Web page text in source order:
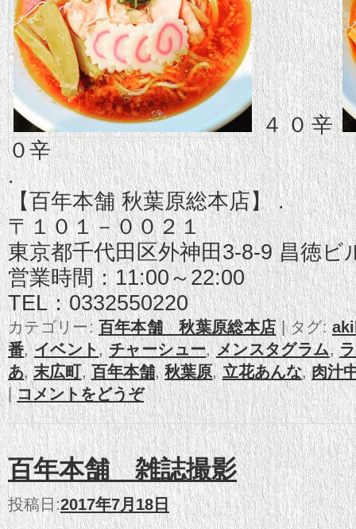
４０辛
０辛
.
【百年本舗 秋葉原総本店】 .
〒１０１－００２１
東京都千代田区外神田3-8-9 昌徳ビ
営業時間：11:00～22:00
TEL：0332550220
カテゴリー: 百年本舗 秋葉原総本店 |タグ:
番,イベント,チャーシュー,メンスタグラム,
あ,末広町,百年本舗,秋葉原,立花あんな,肉汁
|コメントをどうぞ
百年本舗 雑誌撮影
投稿日:2017年7月18日